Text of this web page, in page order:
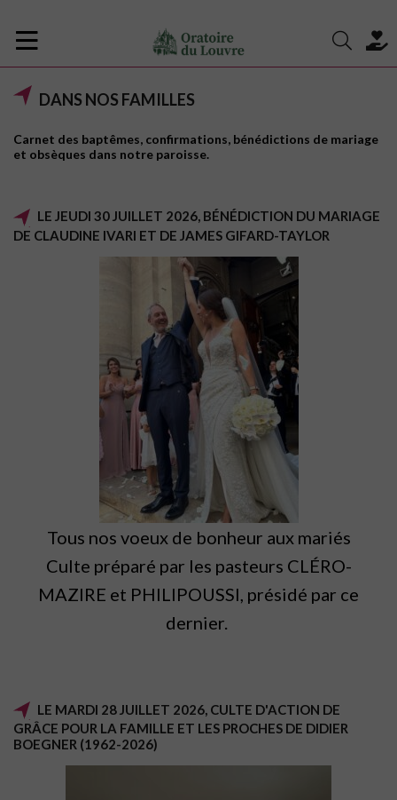
DANS NOS FAMILLES
Carnet des baptêmes, confirmations, bénédictions de mariage
et obsèques dans notre paroisse.
LE JEUDI 30 JUILLET 2026, BÉNÉDICTION DU MARIAGE
DE CLAUDINE IVARI ET DE JAMES GIFARD-TAYLOR
Tous nos voeux de bonheur aux mariés
Culte préparé par les pasteurs CLÉRO-
MAZIRE et PHILIPOUSSI, présidé par ce
dernier.
LE MARDI 28 JUILLET 2026, CULTE D'ACTION DE
GRÂCE POUR LA FAMILLE ET LES PROCHES DE DIDIER
BOEGNER (1962-2026)